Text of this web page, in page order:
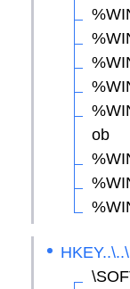
ob